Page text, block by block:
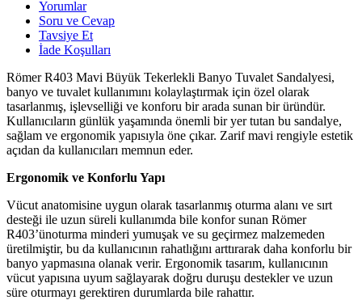
Yorumlar
Soru ve Cevap
Tavsiye Et
İade Koşulları
Römer R403 Mavi Büyük Tekerlekli Banyo Tuvalet Sandalyesi,
banyo ve tuvalet kullanımını kolaylaştırmak için özel olarak
tasarlanmış, işlevselliği ve konforu bir arada sunan bir üründür.
Kullanıcıların günlük yaşamında önemli bir yer tutan bu sandalye,
sağlam ve ergonomik yapısıyla öne çıkar. Zarif mavi rengiyle estetik
açıdan da kullanıcıları memnun eder.
Ergonomik ve Konforlu Yapı
Vücut anatomisine uygun olarak tasarlanmış oturma alanı ve sırt
desteği ile uzun süreli kullanımda bile konfor sunan Römer
R403’ünoturma minderi yumuşak ve su geçirmez malzemeden
üretilmiştir, bu da kullanıcının rahatlığını arttırarak daha konforlu bir
banyo yapmasına olanak verir. Ergonomik tasarım, kullanıcının
vücut yapısına uyum sağlayarak doğru duruşu destekler ve uzun
süre oturmayı gerektiren durumlarda bile rahattır.